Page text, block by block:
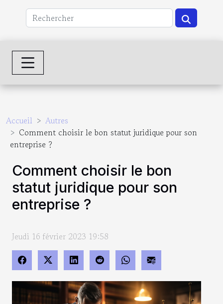
Accueil
Autres
Comment choisir le bon statut juridique pour son
entreprise ?
Comment choisir le bon
statut juridique pour son
entreprise ?
Jeudi 16 février 2023 19:58